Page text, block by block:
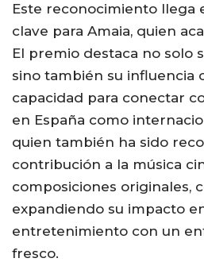
Este reconocimiento llega
clave para Amaia, quien
El premio destaca no solo
sino también su influencia
capacidad para conectar
en España como
quien también ha sido
contribución a la música
composiciones originales,
expandiendo su impacto
entretenimiento con un
fresco.